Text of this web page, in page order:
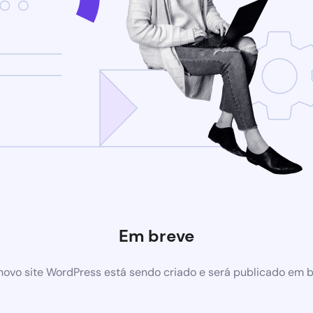
Em breve
site WordPress está sendo criado e será publicado em